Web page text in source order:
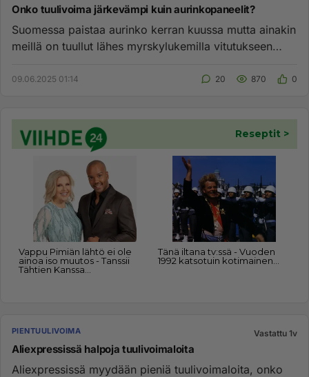
Onko tuulivoima järkevämpi kuin aurinkopaneelit?
Suomessa paistaa aurinko kerran kuussa mutta ainakin
meillä on tuullut lähes myrskylukemilla vitutukseen
09.06.2025 01:14 20 870 0
PIENTUULIVOIMA Vastattu 1v
Aliexpressissä halpoja tuulivoimaloita
Aliexpressissä myydään pieniä tuulivoimaloita, onko